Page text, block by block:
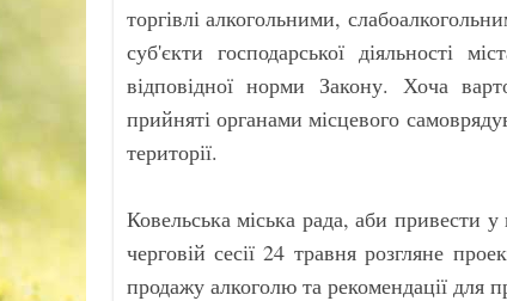
торгівлі алкогольними,
суб'єкти господарської діяльності
відповідної норми Закону. Хоча
прийняті органами місцевого
території.
Ковельська міська рада, аби привести
черговій сесії 24 травня розгляне
продажу алкоголю та рекомендації для